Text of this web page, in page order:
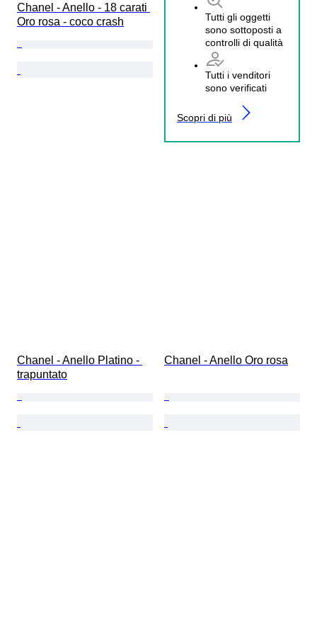
Tutti gli oggetti
sono sottoposti a
controlli di qualità
Tutti i venditori
sono verificati
Scopri di più
Chanel - Anello - 18 carati
Oro rosa - coco crash
Chanel - Anello Platino -
trapuntato
Chanel - Anello Oro rosa